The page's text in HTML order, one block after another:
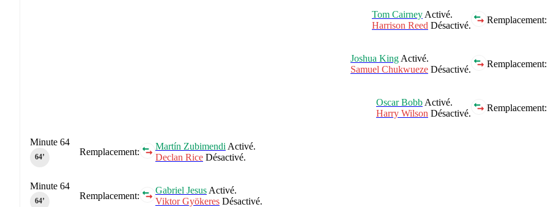
Remplacement:
Tom Cairney Activé.
Harrison Reed Désactivé.
Remplacement:
Joshua King Activé.
Samuel Chukwueze Désactivé.
Remplacement:
Oscar Bobb Activé.
Harry Wilson Désactivé.
Remplacement:
Martín Zubimendi Activé.
Declan Rice Désactivé.
Minute 64
64‎’‎
Remplacement:
Gabriel Jesus Activé.
Viktor Gyökeres Désactivé.
Minute 64
64‎’‎